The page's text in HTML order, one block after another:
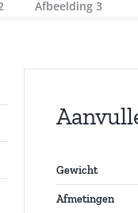
Gewicht
Afmetingen